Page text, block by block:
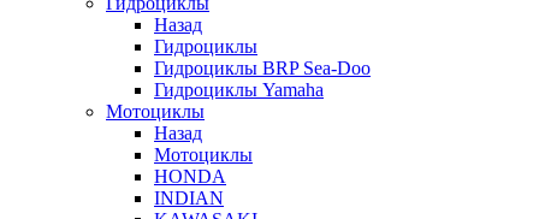
Назад
Гидроциклы
Гидроциклы BRP Sea-Doo
Гидроциклы Yamaha
Мотоциклы
Назад
Мотоциклы
HONDA
INDIAN